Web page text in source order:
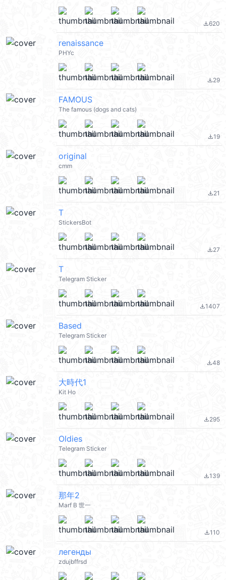
file_download620
renaissance
PHYc
file_download29
FAMOUS
The famous (dogs and cats)
file_download19
original
cmm
file_download21
T
StickersBot
file_download27
T
Telegram Sticker
file_download1407
Based
Telegram Sticker
file_download48
大時代1
Kit Ho
file_download295
Oldies
Telegram Sticker
file_download139
那年2
Marf B 世一
file_download110
легенды
zdujbffrsd